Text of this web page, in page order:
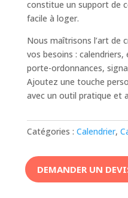
constitue un support de
facile à loger.
Nous maîtrisons l’art de
vos besoins :
porte-ordonnances,
Ajoutez une touche
avec un outil pratique et
Catégories : Calendrier,
DEMANDER UN